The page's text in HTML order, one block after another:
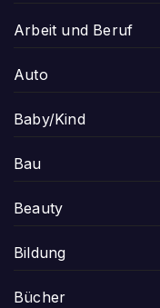
Arbeit und Beruf
Auto
Baby/Kind
Bau
Beauty
Bildung
Bücher